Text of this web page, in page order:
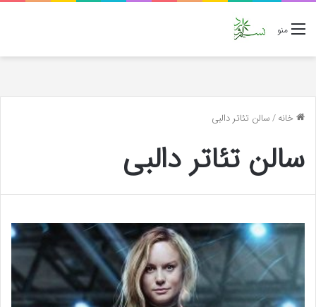
منو
خانه/سالن تئاتر دالبی
سالن تئاتر دالبی